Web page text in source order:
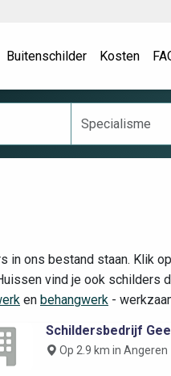
Buitenschilder Kosten
in ons bestand staan. Klik
vind je ook schilders
en behangwerk -
Schildersbedrijf
Op 2.9 km in Angeren